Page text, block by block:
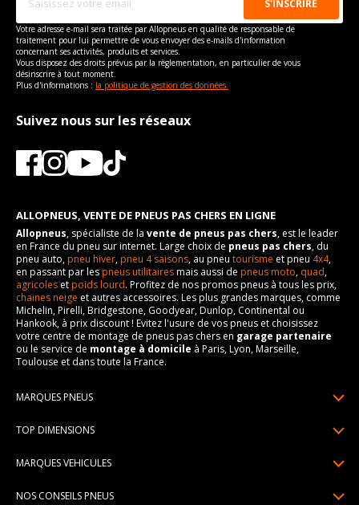
Votre adresse e-mail sera traitée par Allopneus en qualité de responsable de
traitement pour lui permettre de vous envoyer des e-mails d'information
concernant ses activités, produits et services.
Vous disposez des droits prévus par la règlementation, en particulier de vous
désinscrire à tout moment.
Plus d'informations : la politique de gestion des données.
Suivez nous sur les réseaux
ALLOPNEUS, VENTE DE PNEUS PAS CHERS EN LIGNE
Allopneus, spécialiste de la vente de pneus pas chers, est le leader
en France du pneu sur internet. Large choix de pneus pas chers, du
pneu auto,pneu hiver,pneu 4 saisons, au pneu tourisme et pneu 4x4,
en passant par lespneus utilitairesmais aussi de pneus moto, quad,
agricoles etpoids lourd. Profitez de nos promos pneus à tous les prix,
chaines neige et autres accessoires. Les plus grandes marques, comme
Michelin, Pirelli, Bridgestone, Goodyear, Dunlop, Continental ou
Hankook, à prix discount ! Evitez l'usure de vos pneus et choisissez
votre centre de montage de pneus pas chers en garage partenaire
ou le service de montage à domicile à Paris, Lyon, Marseille,
Toulouse et dans toute la France.
MARQUES PNEUS
Pneus Continental
TOP DIMENSIONS
195/65R15
MARQUES VEHICULES
NOS CONSEILS PNEUS